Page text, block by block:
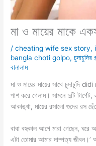
মা ও মায়ের মাকে
/cheating wife sex story,
bangla choti golpo,চুদাচুদির
বানালাম
মা ও মায়ের মায়ের সাথে চুদাচুদি
পাশ করে গেলাম। সামনে দুটি
আকাঙ্খা, মায়ের রসালো গুদের রস
বাবা বহুকাল আগে মারা গেছেন, ঘরে
এটা তোমার আমার দাম্পত্য জীবন।’